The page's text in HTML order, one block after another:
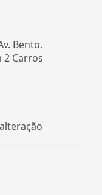
Bento.
2 Carros